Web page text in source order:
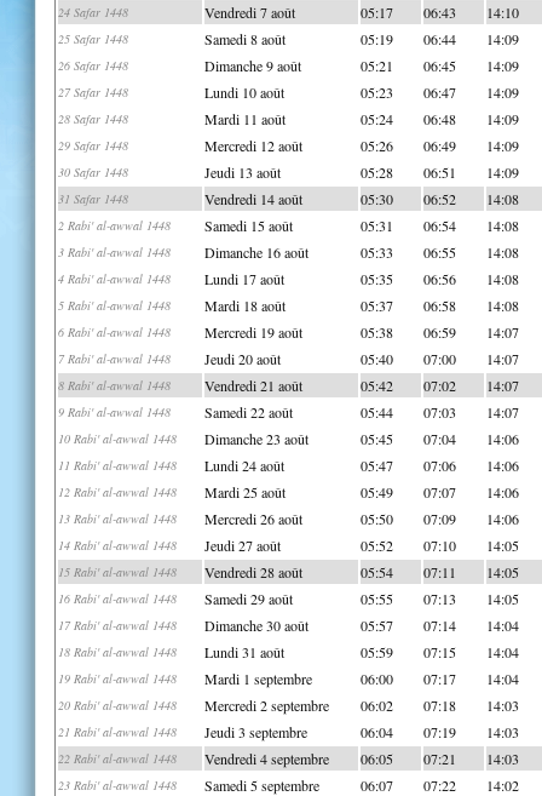
24 Safar 1448 Vendredi 7 août 05:17 06:43 14:10
25 Safar 1448 Samedi 8 août 05:19 06:44 14:09
26 Safar 1448 Dimanche 9 août 05:21 06:45 14:09
27 Safar 1448 Lundi 10 août 05:23 06:47 14:09
28 Safar 1448 Mardi 11 août 05:24 06:48 14:09
29 Safar 1448 Mercredi 12 août 05:26 06:49 14:09
30 Safar 1448 Jeudi 13 août 05:28 06:51 14:09
31 Safar 1448 Vendredi 14 août 05:30 06:52 14:08
2 Rabi' al-awwal 1448 Samedi 15 août 05:31 06:54 14:08
3 Rabi' al-awwal 1448 Dimanche 16 août 05:33 06:55 14:08
4 Rabi' al-awwal 1448 Lundi 17 août 05:35 06:56 14:08
5 Rabi' al-awwal 1448 Mardi 18 août 05:37 06:58 14:08
6 Rabi' al-awwal 1448 Mercredi 19 août 05:38 06:59 14:07
7 Rabi' al-awwal 1448 Jeudi 20 août 05:40 07:00 14:07
8 Rabi' al-awwal 1448 Vendredi 21 août 05:42 07:02 14:07
9 Rabi' al-awwal 1448 Samedi 22 août 05:44 07:03 14:07
10 Rabi' al-awwal 1448 Dimanche 23 août 05:45 07:04 14:06
11 Rabi' al-awwal 1448 Lundi 24 août 05:47 07:06 14:06
12 Rabi' al-awwal 1448 Mardi 25 août 05:49 07:07 14:06
13 Rabi' al-awwal 1448 Mercredi 26 août 05:50 07:09 14:06
14 Rabi' al-awwal 1448 Jeudi 27 août 05:52 07:10 14:05
15 Rabi' al-awwal 1448 Vendredi 28 août 05:54 07:11 14:05
16 Rabi' al-awwal 1448 Samedi 29 août 05:55 07:13 14:05
17 Rabi' al-awwal 1448 Dimanche 30 août 05:57 07:14 14:04
18 Rabi' al-awwal 1448 Lundi 31 août 05:59 07:15 14:04
19 Rabi' al-awwal 1448 Mardi 1 septembre 06:00 07:17 14:04
20 Rabi' al-awwal 1448 Mercredi 2 septembre 06:02 07:18 14:03
21 Rabi' al-awwal 1448 Jeudi 3 septembre 06:04 07:19 14:03
22 Rabi' al-awwal 1448 Vendredi 4 septembre 06:05 07:21 14:03
23 Rabi' al-awwal 1448 Samedi 5 septembre 06:07 07:22 14:02